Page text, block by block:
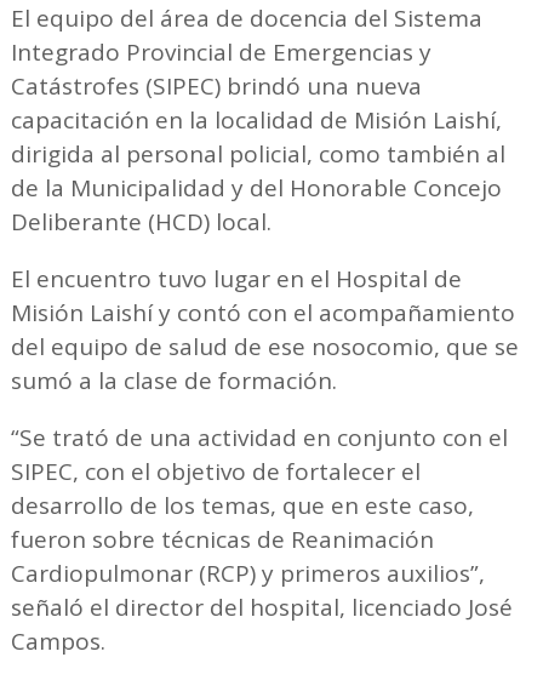
El equipo del área de docencia del Sistema
Integrado Provincial de Emergencias y
Catástrofes (SIPEC) brindó una nueva
capacitación en la localidad de Misión Laishí,
dirigida al personal policial, como también al
de la Municipalidad y del Honorable Concejo
Deliberante (HCD) local.
El encuentro tuvo lugar en el Hospital de
Misión Laishí y contó con el acompañamiento
del equipo de salud de ese nosocomio, que se
sumó a la clase de formación.
“Se trató de una actividad en conjunto con el
SIPEC, con el objetivo de fortalecer el
desarrollo de los temas, que en este caso,
fueron sobre técnicas de Reanimación
Cardiopulmonar (RCP) y primeros auxilios”,
señaló el director del hospital, licenciado José
Campos.